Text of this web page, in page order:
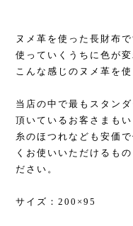
ヌメ革を使った長財布で
使っていくうちに色が
こんな感じのヌメ革を
当店の中で最もスタン
頂いているお客さまもい
糸のほつれなども安価
くお使いいただけるも
ださい。
サイズ：200×95